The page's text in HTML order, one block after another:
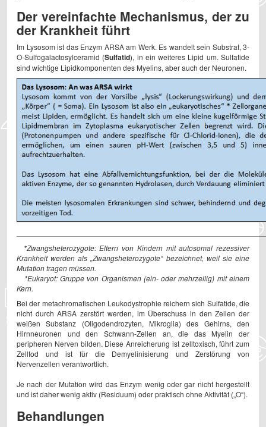
Der vereinfachte Mechanismus, der zu
der Krankheit führt
Im Lysosom ist das Enzym ARSA am Werk. Es wandelt sein Substrat, 3-
O-Sulfogalactosylceramid (Sulfatid), in ein weiteres Lipid um. Sulfatide
sind wichtige Lipidkomponenten des Myelins, aber auch der Neuronen.
*Zwangsheterozygote: Eltern von Kindern mit autosomal rezessiver
Krankheit werden als „Zwangsheterozygote“ bezeichnet, weil sie eine
Mutation tragen müssen.
*Eukaryot: Gruppe von Organismen (ein- oder mehrzellig) mit einem
Kern.
Bei der metachromatischen Leukodystrophie reichern sich Sulfatide, die
nicht durch ARSA zerstört werden, im Überschuss in den Zellen der
weißen Substanz (Oligodendrozyten, Mikroglia) des Gehirns, den
Hirnneuronen und den Schwann-Zellen an, die das Myelin der
peripheren Nerven bilden. Diese Anreicherung ist zelltoxisch, führt zum
Zelltod und ist für die Demyelinisierung und Zerstörung von
Nervenzellen verantwortlich.
Je nach der Mutation wird das Enzym wenig oder gar nicht hergestellt
und ist daher wenig aktiv (Residuum) oder praktisch ohne Aktivität („O“).
Behandlungen